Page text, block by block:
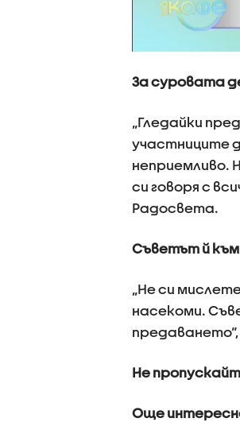
За суровата
„Гледайки
участниците
неприемливо.
си говоря с
Радосвета.
Съветът й към
„Не си
насекоми.
Не
Още